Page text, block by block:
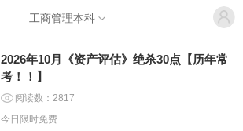
工商管理本科
2026年10月《资产评估》绝杀30点【历年常
考！！】
阅读数：2817
今日限时免费